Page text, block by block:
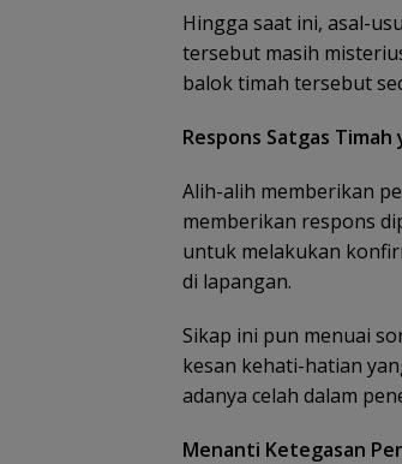
​Hingga saat ini, asal-
tersebut masih
balok timah tersebut
Respons Satgas
Alih-alih memberikan
memberikan respons
untuk melakukan
di lapangan.
​Sikap ini pun menuai
kesan kehati-hatian
adanya celah dalam
Menanti Ketegasan